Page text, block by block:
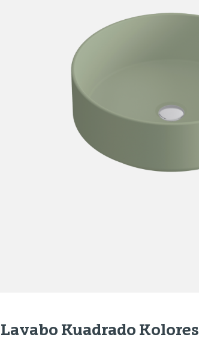
Lavabo Kuadrado Kolores